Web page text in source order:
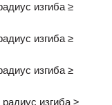
изгиба ≥
изгиба ≥
изгиба ≥
изгиба ≥